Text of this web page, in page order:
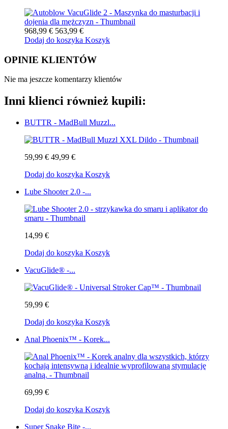
968,99 € 563,99 €
Dodaj do koszyka Koszyk
OPINIE KLIENTÓW
Nie ma jeszcze komentarzy klientów
Inni klienci również kupili:
BUTTR - MadBull Muzzl...
59,99 € 49,99 €
Dodaj do koszyka Koszyk
Lube Shooter 2.0 -...
14,99 €
Dodaj do koszyka Koszyk
VacuGlide® -...
59,99 €
Dodaj do koszyka Koszyk
Anal Phoenix™ - Korek...
69,99 €
Dodaj do koszyka Koszyk
Super Snake Bite -...